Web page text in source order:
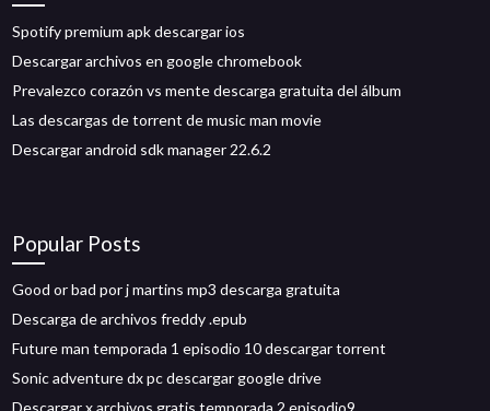
Spotify premium apk descargar ios
Descargar archivos en google chromebook
Prevalezco corazón vs mente descarga gratuita del álbum
Las descargas de torrent de music man movie
Descargar android sdk manager 22.6.2
Popular Posts
Good or bad por j martins mp3 descarga gratuita
Descarga de archivos freddy .epub
Future man temporada 1 episodio 10 descargar torrent
Sonic adventure dx pc descargar google drive
Descargar x archivos gratis temporada 2 episodio9